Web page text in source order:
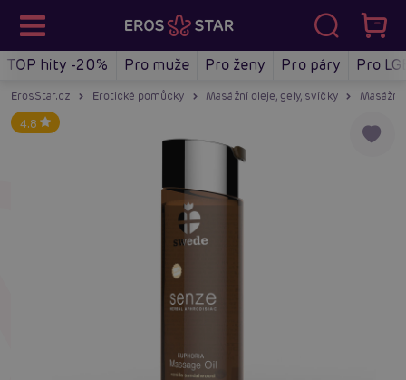
TOP hity -20% Pro muže Pro ženy Pro páry Pro
ErosStar.cz Erotické pomůcky Masážní oleje, gely, svíčky Masážní
4.8